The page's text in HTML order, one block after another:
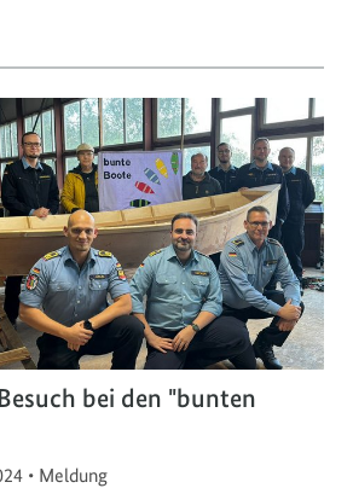
bei den "bunten
• Meldung